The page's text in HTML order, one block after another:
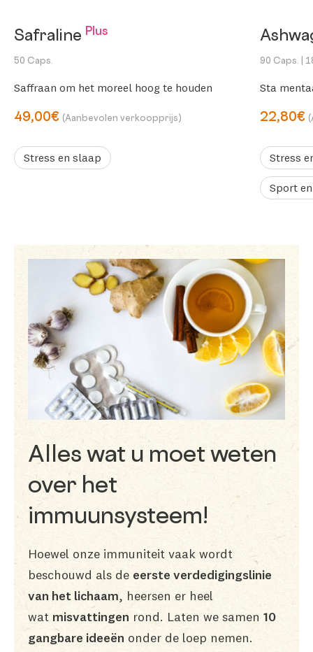
Safraline Plus
50 Caps.
Saffraan om het moreel hoog te houden
49,00€ (Aanbevolen verkoopprijs)
Stress en slaap
90 Caps. |
Sta
22,80€
Stress
Sport
Alles wat u moet weten
over het
immuunsysteem!
Hoewel onze immuniteit vaak wordt
beschouwd als de eerste verdedigingslinie
van het lichaam, heersen er heel
wat misvattingen rond. Laten we samen 10
gangbare ideeën onder de loep nemen.